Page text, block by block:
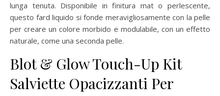
lunga tenuta. Disponibile in finitura mat o perlescente,
questo fard liquido si fonde meravigliosamente con la pelle
per creare un colore morbido e modulabile, con un effetto
naturale, come una seconda pelle.
Blot & Glow Touch-Up Kit
Salviette Opacizzanti Per